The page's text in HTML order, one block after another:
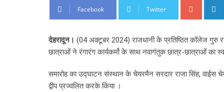
Facebook Twitter
देहरादून। (04 अक्टूबर 2024) राजधानी के प्रतिष्ठित कॉलेज गुरु
छात्राओं ने रंगारंग कार्यकर्मो के साथ नवागंतुक छात्र-छात्राओं का
समारोह का उद्घाटन संस्थान के चेयरमैन सरदार राजा सिंह, वाईस
द्वीप प्रज्वलित करके किया ।